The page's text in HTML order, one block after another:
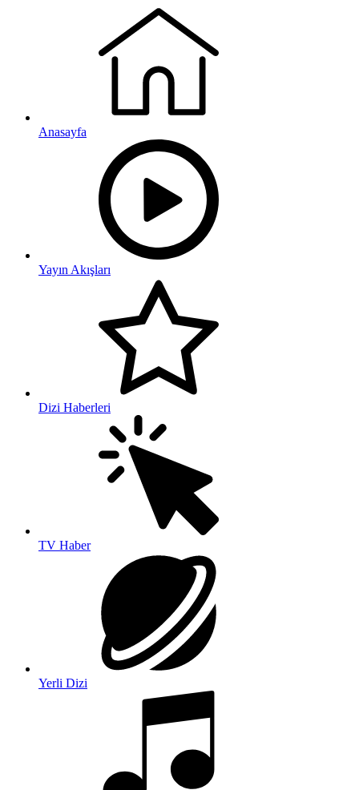
Anasayfa
Yayın Akışları
Dizi Haberleri
TV Haber
Yerli Dizi